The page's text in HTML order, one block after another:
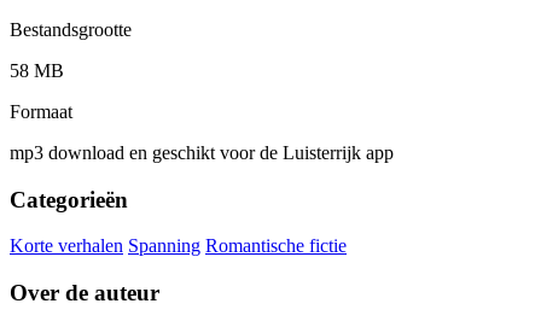
Bestandsgrootte
58 MB
Formaat
mp3 download en geschikt voor de Luisterrijk app
Categorieën
Korte verhalen Spanning Romantische fictie
Over de auteur